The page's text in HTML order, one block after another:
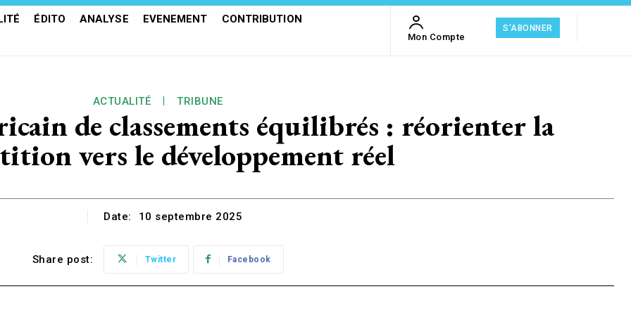
ÉDITO ANALYSE EVENEMENT
CONTRIBUTION
Mon Compte
S'ABONNER
ACTUALITÉ TRIBUNE
de classements équilibrés : réorienter la
vers le développement réel
Date: 10 septembre 2025
Share post: Twitter Facebook